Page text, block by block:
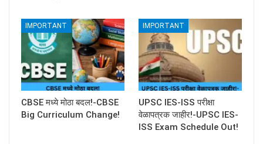
IMPORTANT
CBSE मध्ये मोठा बदल!-CBSE
Big Curriculum Change!
IMPORTANT
UPSC IES-ISS परीक्षा
वेळापत्रक जाहीर!-UPSC IES-
ISS Exam Schedule Out!